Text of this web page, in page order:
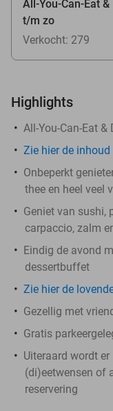
All-You-Can-Eat
t/m zo
Verkocht: 279
Highlights
All-You-Can-Eat
Zie hier de
Onbeperkt
thee en heel veel
Geniet van sushi,
carpaccio, zalm
Eindig de avond
dessertbuffet
Zie hier de
Gezellig met
Gratis
Uiteraard wordt
(di)eetwensen of
reservering